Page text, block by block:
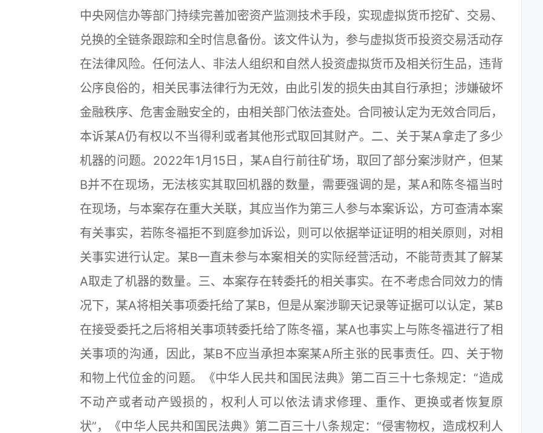
中央网信办等部门持续完善加密资产监测技术手段，实现虚拟货币挖矿、交易、
兑换的全链条跟踪和全时信息备份。该文件认为，参与虚拟货币投资交易活动存
在法律风险。任何法人、非法人组织和自然人投资虚拟货币及相关衍生品，违背
公序良俗的，相关民事法律行为无效，由此引发的损失由其自行承担；涉嫌破坏
金融秩序、危害金融安全的，由相关部门依法查处。合同被认定为无效合同后，
本诉某A仍有权以不当得利或者其他形式取回其财产。二、关于某A拿走了多少
机器的问题。2022年1月15日，某A自行前往矿场，取回了部分案涉财产，但某
B并不在现场，无法核实其取回机器的数量，需要强调的是，某A和陈冬福当时
在现场，与本案存在重大关联，其应当作为第三人参与本案诉讼，方可查清本案
有关事实，若陈冬福拒不到庭参加诉讼，则可以依据举证证明的相关原则，对相
关事实进行认定。某B一直未参与本案相关的实际经营活动，不能苛责其了解某
A取走了机器的数量。三、本案存在转委托的相关事实。在不考虑合同效力的情
况下，某A将相关事项委托给了某B，但是从案涉聊天记录等证据可以认定，某B
在接受委托之后将相关事项转委托给了陈冬福，某A也事实上与陈冬福进行了相
关事项的沟通，因此，某B不应当承担本案某A所主张的民事责任。四、关于物
和物上代位金的问题。《中华人民共和国民法典》第二百三十七条规定：“造成
不动产或者动产毁损的，权利人可以依法请求修理、重作、更换或者恢复原
状”，《中华人民共和国民法典》第二百三十八条规定：“侵害物权，造成权利人